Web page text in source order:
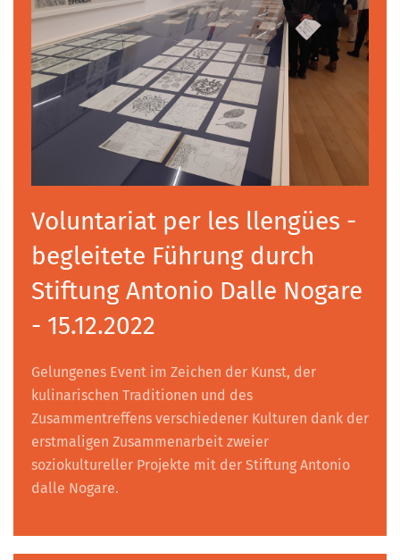
Voluntariat per les llengües -
begleitete Führung durch
Stiftung Antonio Dalle Nogare
- 15.12.2022
Gelungenes Event im Zeichen der Kunst, der
kulinarischen Traditionen und des
Zusammentreffens verschiedener Kulturen dank der
erstmaligen Zusammenarbeit zweier
soziokultureller Projekte mit der Stiftung Antonio
dalle Nogare.